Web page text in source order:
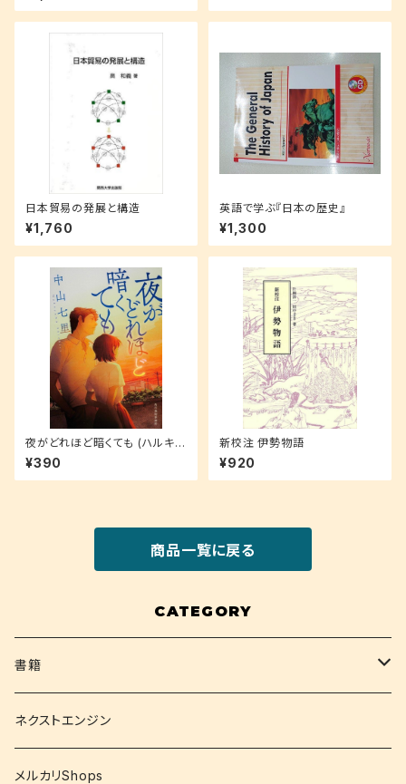
日本貿易の発展と構造
¥1,760
英語で学ぶ『日本の歴史』
¥1,300
夜がどれほど暗くても (ハルキ文
庫 な 21-1)
¥390
新校注 伊勢物語
¥920
商品一覧に戻る
CATEGORY
書籍
関西大学テキスト
就活
ネクストエンジン
メルカリShops